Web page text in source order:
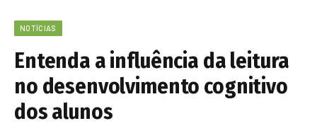
NOTÍCIAS
Entenda a influência da leitura
no desenvolvimento cognitivo
dos alunos